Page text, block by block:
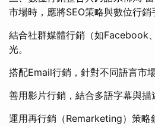
市場時，應將SEO策略與數位行銷
結合社群媒體行銷（如Facebook
光。
搭配Email行銷，針對不同語言市
善用影片行銷，結合多語字幕與描
運用再行銷（Remarketing）策略